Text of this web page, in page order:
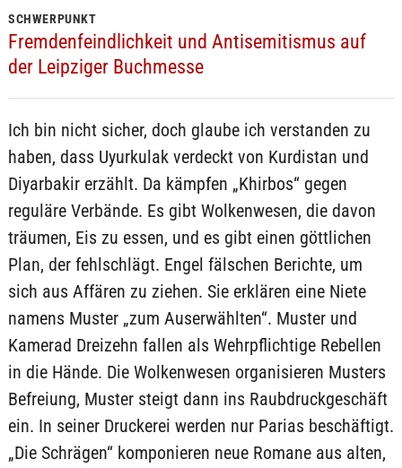
SCHWERPUNKT
Fremdenfeindlichkeit und Antisemitismus auf
der Leipziger Buchmesse
Ich bin nicht sicher, doch glaube ich verstanden zu
haben, dass Uyurkulak verdeckt von Kurdistan und
Diyarbakir erzählt. Da kämpfen „Khirbos“ gegen
reguläre Verbände. Es gibt Wolkenwesen, die davon
träumen, Eis zu essen, und es gibt einen göttlichen
Plan, der fehlschlägt. Engel fälschen Berichte, um
sich aus Affären zu ziehen. Sie erklären eine Niete
namens Muster „zum Auserwählten“. Muster und
Kamerad Dreizehn fallen als Wehrpflichtige Rebellen
in die Hände. Die Wolkenwesen organisieren Musters
Befreiung, Muster steigt dann ins Raubdruckgeschäft
ein. In seiner Druckerei werden nur Parias beschäftigt.
„Die Schrägen“ komponieren neue Romane aus alten,